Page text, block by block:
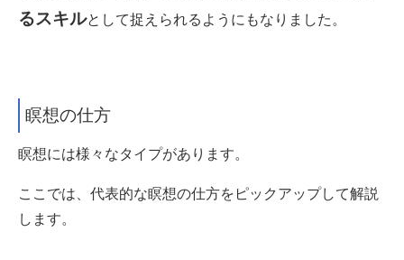
るスキルとして捉えられるようにもなりました。
瞑想の仕方
瞑想には様々なタイプがあります。
ここでは、代表的な瞑想の仕方をピックアップして解説
します。